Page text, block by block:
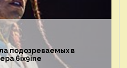
подозреваемых в
6ix9ine